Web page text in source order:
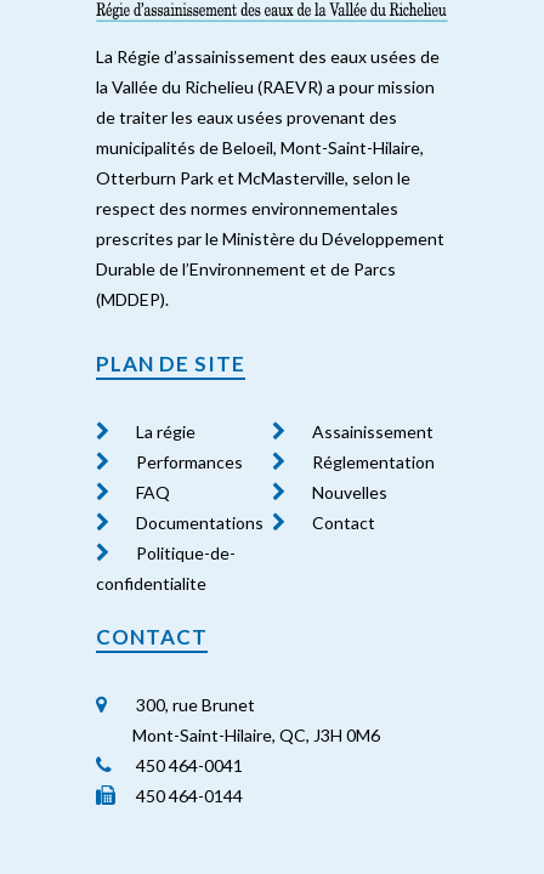
La Régie d’assainissement des eaux usées de
la Vallée du Richelieu (RAEVR) a pour mission
de traiter les eaux usées provenant des
municipalités de Beloeil, Mont-Saint-Hilaire,
Otterburn Park et McMasterville, selon le
respect des normes environnementales
prescrites par le Ministère du Développement
Durable de l’Environnement et de Parcs
(MDDEP).
PLAN DE SITE
La régie
Assainissement
Performances
Réglementation
FAQ
Nouvelles
Documentations
Contact
Politique-de-
confidentialite
CONTACT
300, rue Brunet
Mont-Saint-Hilaire, QC, J3H 0M6
450 464-0041
450 464-0144